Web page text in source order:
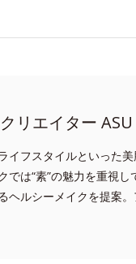
リエイター ASU
イフスタイルといった
では“素”の魅力を重視
ヘルシーメイクを提案